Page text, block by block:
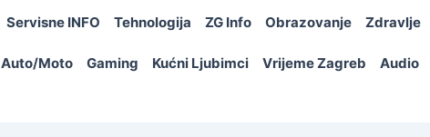
Servisne INFO Tehnologija ZG Info Obrazovanje Zdravlje
Auto/Moto Gaming Kućni Ljubimci Vrijeme Zagreb Audio